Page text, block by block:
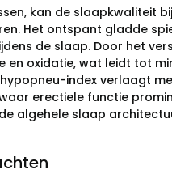
kan de slaapkwaliteit
Het ontspant gladde
de slaap. Door het
oxidatie, wat leidt tot
index verlaagt
erectiele functie
algehele slaap